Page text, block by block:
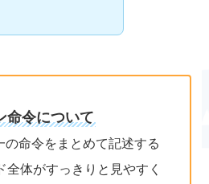
令について
の命令をまとめて記述する
全体がすっきりと見やすく